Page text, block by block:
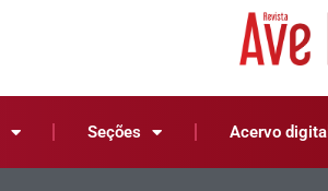
Seções Acervo digital